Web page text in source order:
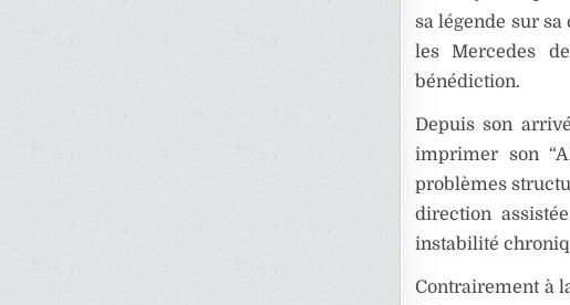
sa légende sur
les Mercedes
bénédiction.
Depuis son
imprimer son
problèmes
direction
instabilité
Contrairement à